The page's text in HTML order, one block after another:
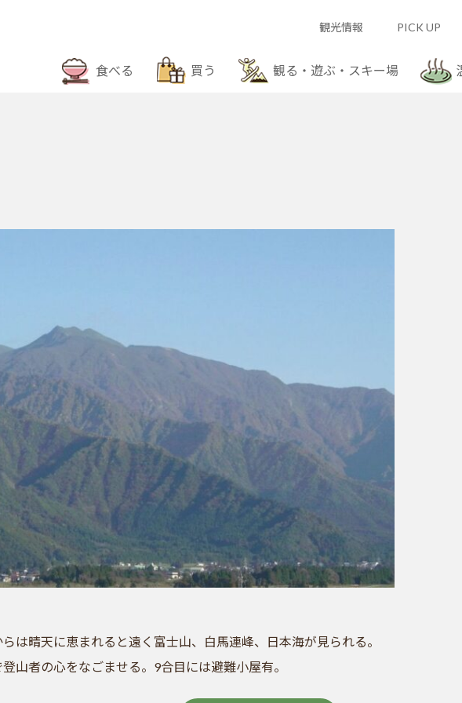
観光情報 PICK UP
食べる 買う 観る・遊ぶ・スキー場
は晴天に恵まれると遠く富士山、白馬連峰、日本海が見られる。
山者の心をなごませる。9合目には避難小屋有。